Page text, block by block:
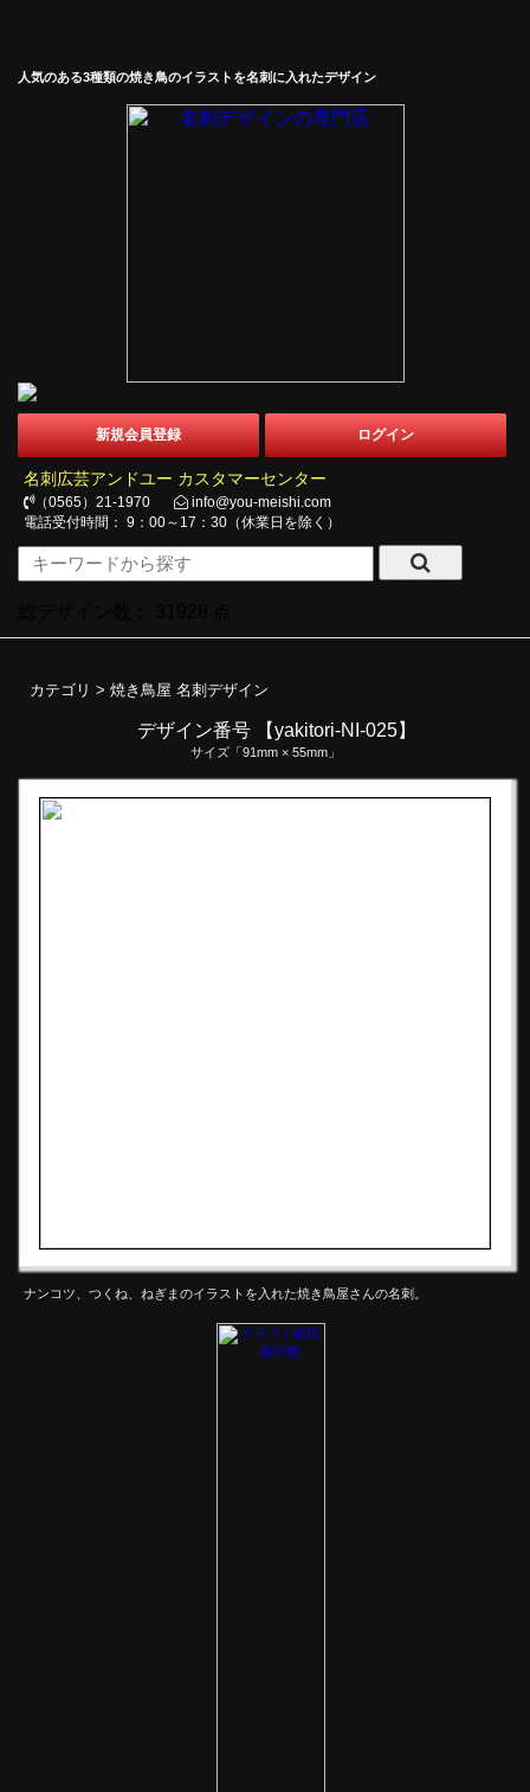
人気のある3種類の焼き鳥のイラストを名刺に入れたデザイン
新規会員登録 ログイン
名刺広芸アンドユー カスタマーセンター
（0565）21-1970
info@you-meishi.com
電話受付時間： 9：00～17：30（休業日を除く）
カテゴリ > 焼き鳥屋 名刺デザイン
デザイン番号 【yakitori-NI-025】
サイズ「91mm × 55mm」
ナンコツ、つくね、ねぎまのイラストを入れた焼き鳥屋さんの名刺。